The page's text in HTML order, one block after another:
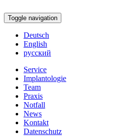
Toggle navigation
Deutsch
English
русский
Service
Implantologie
Team
Praxis
Notfall
News
Kontakt
Datenschutz